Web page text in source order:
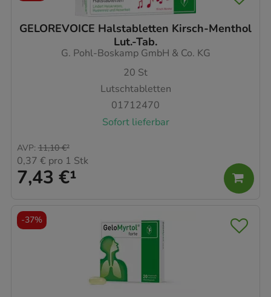
GELOREVOICE Halstabletten Kirsch-Menthol
Lut.-Tab.
G. Pohl-Boskamp GmbH & Co. KG
20 St
Lutschtabletten
01712470
Sofort lieferbar
7,43 €¹
AVP: 11,10 €²
0,37 € pro 1 Stk
-37%